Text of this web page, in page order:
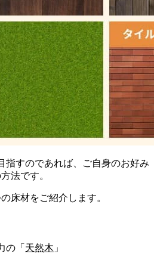
指すのであれば、ご自身のお好み
法です。
床材をご紹介します。
の「 天然木 」